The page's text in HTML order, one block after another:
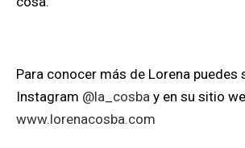
Para conocer más de Lorena puedes seguirla en
Instagram @la_cosba y en su sitio
www.lorenacosba.com